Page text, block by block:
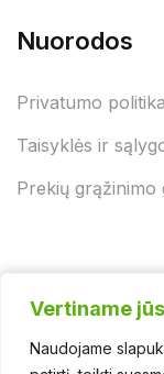
Vertiname
Naudojame
Vertiname
Naudojame
Nuorodos
Privatumo politika
Taisyklės ir
Prekių grąžinimo
© 2025 - UAB